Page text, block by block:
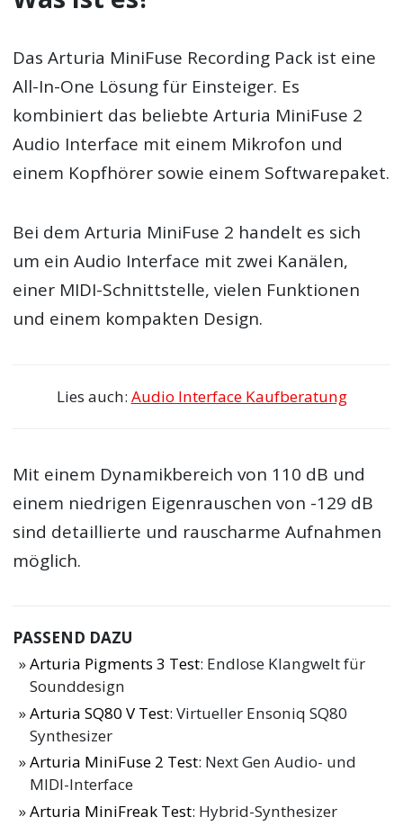
Das Arturia MiniFuse Recording Pack ist eine
All-In-One Lösung für Einsteiger. Es
kombiniert das beliebte Arturia MiniFuse 2
Audio Interface mit einem Mikrofon und
einem Kopfhörer sowie einem Softwarepaket.
Bei dem Arturia MiniFuse 2 handelt es sich
um ein Audio Interface mit zwei Kanälen,
einer MIDI-Schnittstelle, vielen Funktionen
und einem kompakten Design.
Lies auch: Audio Interface Kaufberatung
Mit einem Dynamikbereich von 110 dB und
einem niedrigen Eigenrauschen von -129 dB
sind detaillierte und rauscharme Aufnahmen
möglich.
PASSEND DAZU
Arturia Pigments 3 Test: Endlose Klangwelt für
Sounddesign
Arturia SQ80 V Test: Virtueller Ensoniq SQ80
Synthesizer
Arturia MiniFuse 2 Test: Next Gen Audio- und
MIDI-Interface
Arturia MiniFreak Test: Hybrid-Synthesizer